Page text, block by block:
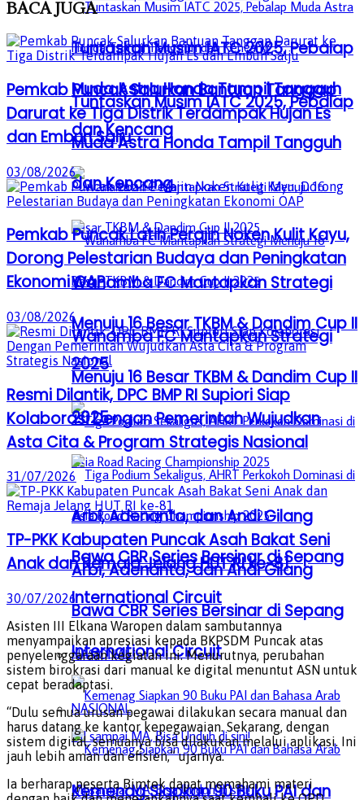
Tuntaskan Musim IATC 2025, Pebalap
Muda Astra Honda Tampil Tangguh
dan Kencang
Wanamba FC Mantapkan Strategi
Menuju 16 Besar TKBM & Dandim Cup II
2025
Arbi, Adenanta, dan Andi Gilang
Bawa CBR Series Bersinar di Sepang
International Circuit
NASIONAL
Kemenag Siapkan 90 Buku PAI dan
Tuntaskan Musim IATC 2025, Pebalap
Muda Astra Honda Tampil Tangguh
dan Kencang
Wanamba FC Mantapkan Strategi
Menuju 16 Besar TKBM & Dandim Cup II
2025
Arbi, Adenanta, dan Andi Gilang
Bawa CBR Series Bersinar di Sepang
International Circuit
NASIONAL
BACAJUGA
Pemkab Puncak Salurkan Bantuan Tanggap
Darurat ke Tiga Distrik Terdampak Hujan Es
dan Embun Salju
03/08/2026
Pemkab Puncak Latih Perajin Noken Kulit Kayu,
Dorong Pelestarian Budaya dan Peningkatan
Ekonomi OAP
03/08/2026
Resmi Dilantik, DPC BMP RI Supiori Siap
Kolaborasi Dengan Pemerintah Wujudkan
Asta Cita & Program Strategis Nasional
31/07/2026
TP-PKK Kabupaten Puncak Asah Bakat Seni
Anak dan Remaja Jelang HUT RI ke-81
30/07/2026
Asisten III Elkana Waropen dalam sambutannya
menyampaikan apresiasi kepada BKPSDM Puncak atas
penyelenggaraan kegiatan ini. Menurutnya, perubahan
sistem birokrasi dari manual ke digital menuntut ASN untuk
cepat beradaptasi.
“Dulu semua urusan pegawai dilakukan secara manual dan
harus datang ke kantor kepegawaian. Sekarang, dengan
sistem digital, semuanya bisa dilakukan melalui aplikasi. Ini
jauh lebih aman dan efisien,” ujarnya.
Ia berharap peserta Bimtek dapat memahami materi